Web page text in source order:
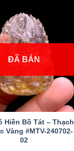
ĐÃ BÁN
Hiền Bồ Tát – Thạch
Vàng #MTV-240702-
02